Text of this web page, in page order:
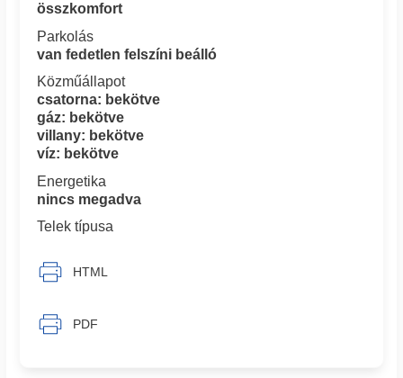
összkomfort
Parkolás
van fedetlen felszíni beálló
Közműállapot
csatorna: bekötve
gáz: bekötve
villany: bekötve
víz: bekötve
Energetika
nincs megadva
Telek típusa
HTML
PDF